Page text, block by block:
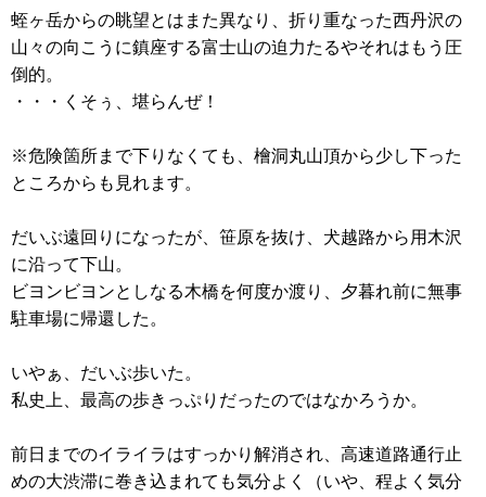
蛭ヶ岳からの眺望とはまた異なり、折り重なった西丹沢の
山々の向こうに鎮座する富士山の迫力たるやそれはもう圧
倒的。
・・・くそぅ、堪らんぜ！
※危険箇所まで下りなくても、檜洞丸山頂から少し下った
ところからも見れます。
だいぶ遠回りになったが、笹原を抜け、犬越路から用木沢
に沿って下山。
ビヨンビヨンとしなる木橋を何度か渡り、夕暮れ前に無事
駐車場に帰還した。
いやぁ、だいぶ歩いた。
私史上、最高の歩きっぷりだったのではなかろうか。
前日までのイライラはすっかり解消され、高速道路通行止
めの大渋滞に巻き込まれても気分よく（いや、程よく気分